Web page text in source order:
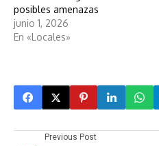
posibles amenazas
junio 1, 2026
En «Locales»
Previous Post